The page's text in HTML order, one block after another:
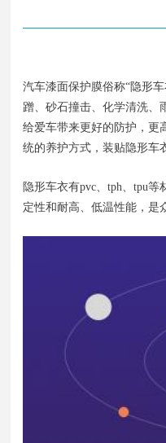
汽车漆面保护膜俗称“隐形
蹭、砂石撞击、化学清洗、
给爱车带来更好的防护，更
统的养护方式，装贴隐形车
隐形车衣有pvc、tph、tpu
定性和耐高、低温性能，是